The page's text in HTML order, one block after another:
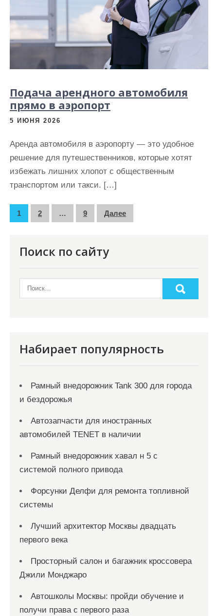
Подача арендного автомобиля
прямо в аэропорт
5 ИЮНЯ 2026
Аренда автомобиля в аэропорту — это удобное
решение для путешественников, которые хотят
избежать лишних хлопот с общественным
транспортом или такси. […]
П
1 2 … 9 Далее
Поиск по сайту
Набирает популярность
Рамный внедорожник Tank 300 для города
и бездорожья
Автозапчасти для иностранных
автомобилей TENET в наличии
Рамный внедорожник хавал н 5 с
системой полного привода
Форсунки Делфи для ремонта топливной
системы
Лучший архитектор Москвы двадцать
первого века
Просторный салон и багажник кроссовера
Джили Монджаро
Автошколы Москвы: пройди обучение и
получи права с первого раза